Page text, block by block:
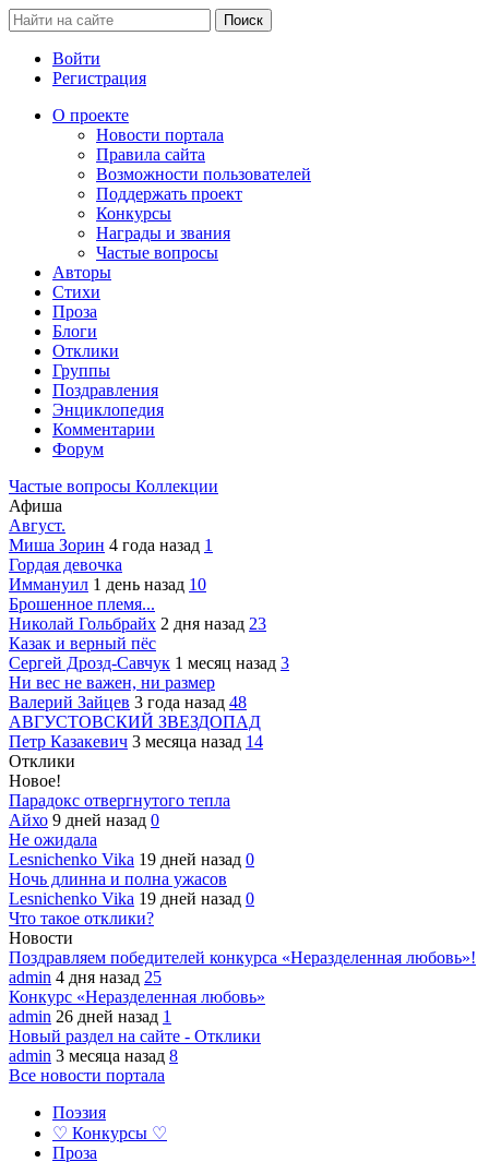
Войти
Регистрация
О проекте
Новости портала
Правила сайта
Возможности пользователей
Поддержать проект
Конкурсы
Награды и звания
Частые вопросы
Авторы
Стихи
Проза
Блоги
Отклики
Группы
Поздравления
Энциклопедия
Комментарии
Форум
Частые вопросы Коллекции
Афиша
Август.
Миша Зорин 4 года назад 1
Гордая девочка
Иммануил 1 день назад 10
Брошенное племя...
Николай Гольбрайх 2 дня назад 23
Казак и верный пёс
Сергей Дрозд-Савчук 1 месяц назад 3
Ни вес не важен, ни размер
Валерий Зайцев 3 года назад 48
АВГУСТОВСКИЙ ЗВЕЗДОПАД
Петр Казакевич 3 месяца назад 14
Отклики
Новое!
Парадокс отвергнутого тепла
Айхо 9 дней назад 0
Не ожидала
Lesnichenko Vika 19 дней назад 0
Ночь длинна и полна ужасов
Lesnichenko Vika 19 дней назад 0
Что такое отклики?
Новости
Поздравляем победителей конкурса «Неразделенная любовь»!
admin 4 дня назад 25
Конкурс «Неразделенная любовь»
admin 26 дней назад 1
Новый раздел на сайте - Отклики
admin 3 месяца назад 8
Все новости портала
Поэзия
♡ Конкурсы ♡
Проза